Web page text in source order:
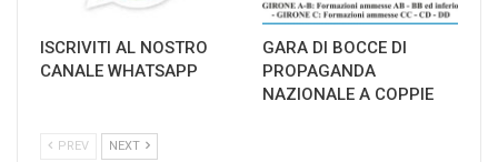
ISCRIVITI AL NOSTRO
CANALE WHATSAPP
GARA DI BOCCE DI
PROPAGANDA
NAZIONALE A COPPIE
PREV NEXT